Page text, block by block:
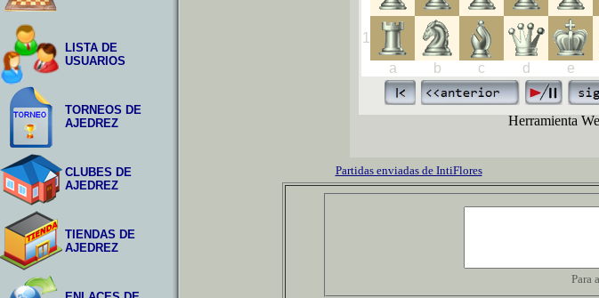
LISTA DE
USUARIOS
TORNEOS DE
AJEDREZ
CLUBES DE
AJEDREZ
TIENDAS DE
AJEDREZ
Partidas enviadas de IntiFlores
Para